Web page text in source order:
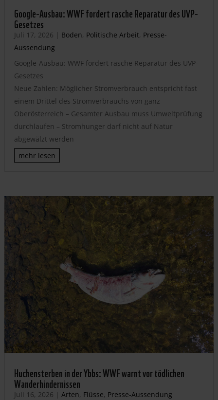
Google-Ausbau: WWF fordert rasche Reparatur des UVP-
Gesetzes
Juli 17, 2026 | Boden, Politische Arbeit, Presse-
Aussendung
Google-Ausbau: WWF fordert rasche Reparatur des UVP-
Gesetzes
Neue Zahlen: Möglicher Stromverbrauch entspricht fast
einem Drittel des Stromverbrauchs von ganz
Oberösterreich – Gesamter Ausbau muss Umweltprüfung
durchlaufen – Stromhunger darf nicht auf Natur
abgewälzt werden
mehr lesen
Huchensterben in der Ybbs: WWF warnt vor tödlichen
Wanderhindernissen
Juli 16, 2026 | Arten, Flüsse, Presse-Aussendung